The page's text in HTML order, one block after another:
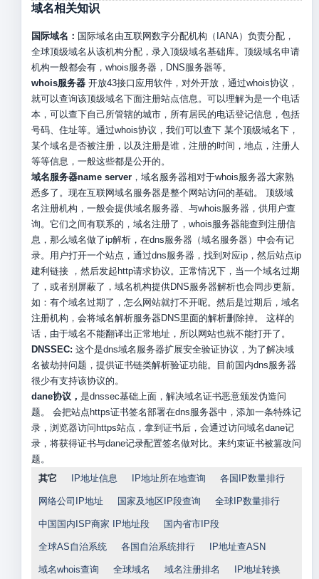
域名相关知识
国际域名： 国际域名由互联网数字分配机构（IANA）负责分配，
全球顶级域名从该机构分配，录入顶级域名基础库。顶级域名申请
机构一般都会有，whois服务器，DNS服务器等。
whois服务器开放43接口应用软件，对外开放，通过whois协议，
就可以查询该顶级域名下面注册站点信息。可以理解为是一个电话
本，可以查下自己所管辖的城市，所有居民的电话登记信息，包括
号码、住址等。通过whois协议，我们可以查下 某个顶级域名下，
某个域名是否被注册，以及注册是谁，注册的时间，地点，注册人
等等信息，一般这些都是公开的。
域名服务器name server，域名服务器相对于whois服务器大家熟
悉多了。现在互联网域名服务器是整个网站访问的基础。 顶级域
名注册机构，一般会提供域名服务器、与whois服务器，供用户查
询。它们之间有联系的，域名注册了，whois服务器能查到注册信
息，那么域名做了ip解析，在dns服务器（域名服务器）中会有记
录。用户打开一个站点，通过dns服务器，找到对应ip，然后站点ip
建利链接 ，然后发起http请求协议。正常情况下，当一个域名过期
了，或者别屏蔽了，域名机构提供DNS服务器解析也会同步更新。
如：有个域名过期了，怎么网站就打不开呢。然后是过期后，域名
注册机构，会将域名解析服务器DNS里面的解析删除掉。 这样的
话，由于域名不能翻译出正常地址，所以网站也就不能打开了。
DNSSEC: 这个是dns域名服务器扩展安全验证协议，为了解决域
名被劫持问题，提供证书链类解析验证功能。目前国内dns服务器
很少有支持该协议的。
dane协议， 是dnssec基础上面，解决域名证书恶意颁发伪造问
题。 会把站点https证书签名部署在dns服务器中，添加一条特殊记
录，浏览器访问https站点，拿到证书后，会通过访问域名dane记
录，将获得证书与dane记录配置签名做对比。来约束证书被篡改问
题。
其它
IP地址信息 IP地址所在地查询 各国IP数量排行
网络公司IP地址 国家及地区IP段查询 全球IP数量排行
中国国内ISP商家 IP地址段 国内省市IP段
全球AS自治系统 各国自治系统排行 IP地址查ASN
域名whois查询 全球域名 域名注册排名 IP地址转换